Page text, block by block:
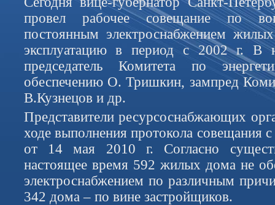
провел рабочее совещание по
постоянным электроснабжением
эксплуатацию в период с 2002 г. В
председатель Комитета по
обеспечению О. Тришкин, зампред
В.Кузнецов и др.
Представители ресурсоснабжающих
ходе выполнения протокола совещания
от 14 мая 2010 г. Согласно
настоящее время 592 жилых дома не
электроснабжением по различным
342 дома – по вине застройщиков.